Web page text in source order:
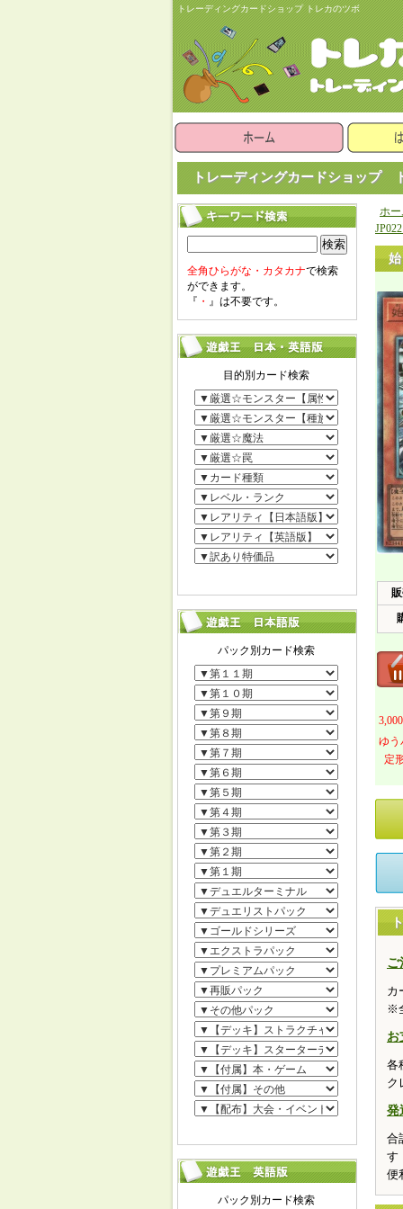
トレーディングカードショップ トレカのツボ
トレーディングカードショップ
検索
全角ひらがな・カタカナで検索
ができます。
『 ・ 』は不要です。
ホ
ゆう
定
ご
カ
※
お
各
ク
発
合
す
便